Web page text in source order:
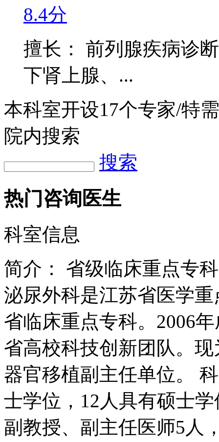
8.4分
擅长： 前列腺疾病诊
下肾上腺、...
本科室开设17个专家/特
院内搜索
搜索
热门咨询医生
科室信息
简介：
省级临床重点专
泌尿外科是江苏省医学
省临床重点专科。2006
省高校科技创新团队。
器官移植副主任单位。
士学位，12人具有硕士
副教授、副主任医师5人